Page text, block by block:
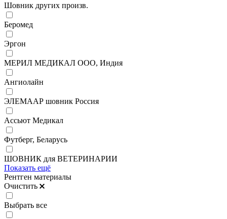
Шовник других произв.
Беромед
Эргон
МЕРИЛ МЕДИКАЛ ООО, Индия
Ангиолайн
ЭЛЕМААР шовник Россия
Ассьют Медикал
Футберг, Беларусь
ШОВНИК для ВЕТЕРИНАРИИ
Показать ещё
Рентген материалы
Очистить
Выбрать все